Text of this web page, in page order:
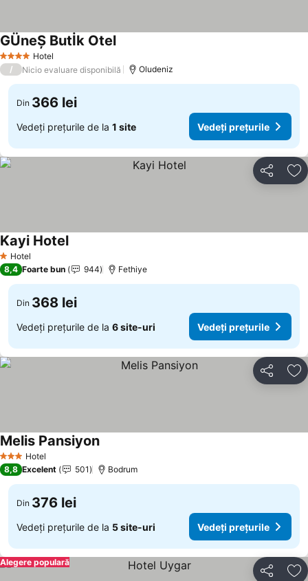
4 Stele Hotel
GÜneŞ Butİk Otel
/ Nicio evaluare disponibilă Oludeniz
Din 366 lei
Vedeți prețurile de la 1 site Vedeți prețurile
Distribuiți
1 Stele
Hotel
Kayi Hotel
8,4 Foarte bun 944 Fethiye
Din 368 lei
Vedeți prețurile de la 6 site-uri Vedeți prețurile
Distribuiți
3 SteleHotel
Melis Pansiyon
8,8 Excelent 501 Bodrum
Din 376 lei
Vedeți prețurile de la 5 site-uri Vedeți prețurile
Distribuiți
Alegere populară